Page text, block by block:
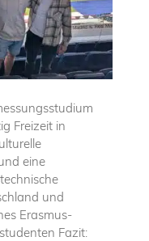
Freizeit in
eine
und
Erasmus-
Fazit: